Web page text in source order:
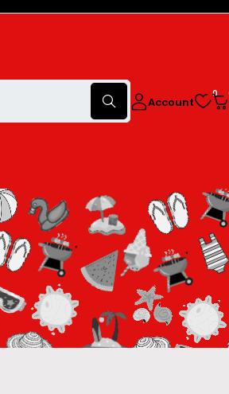
Account
0